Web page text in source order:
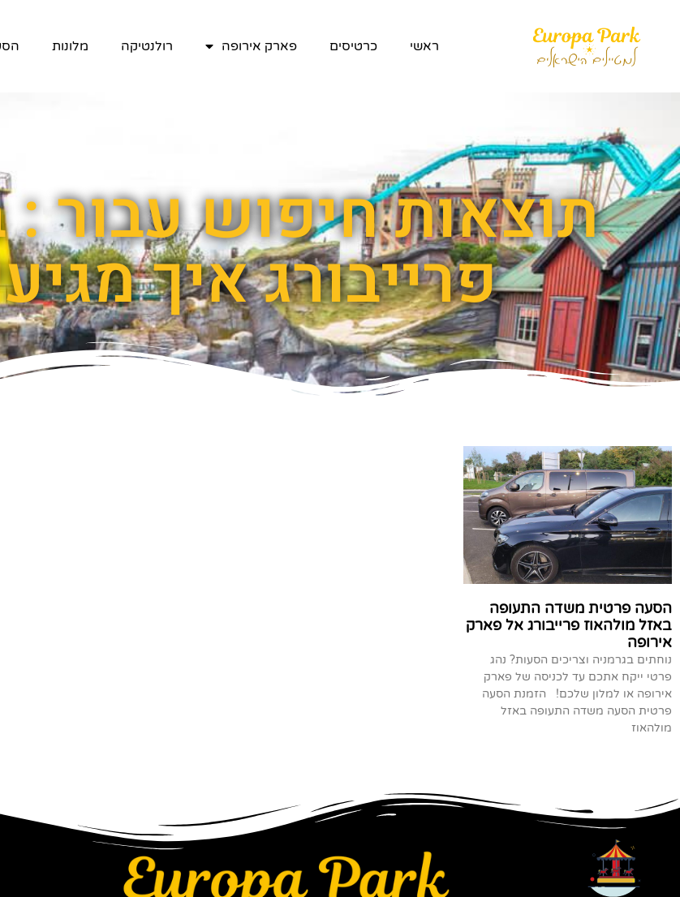
ראשי כרטיסים פארק אירופה רולנטיקה מלונות
תוצאות חיפוש עבור :
פרייבורג איך
הסעה פרטית משדה התעופה
באזל מולהאוז פרייבורג אל פארק
אירופה
נוחתים בגרמניה וצריכים הסעות? נהג
פרטי ייקח אתכם עד לכניסה של פארק
אירופה או למלון שלכם! הזמנת הסעה
פרטית הסעה משדה התעופה באזל
מולהאוז